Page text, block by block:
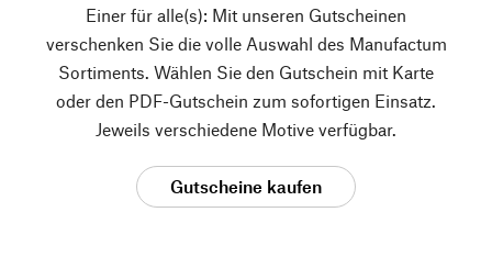
Einer für alle(s): Mit unseren Gutscheinen
verschenken Sie die volle Auswahl des Manufactum
Sortiments. Wählen Sie den Gutschein mit Karte
oder den PDF-Gutschein zum sofortigen Einsatz.
Jeweils verschiedene Motive verfügbar.
Gutscheine kaufen